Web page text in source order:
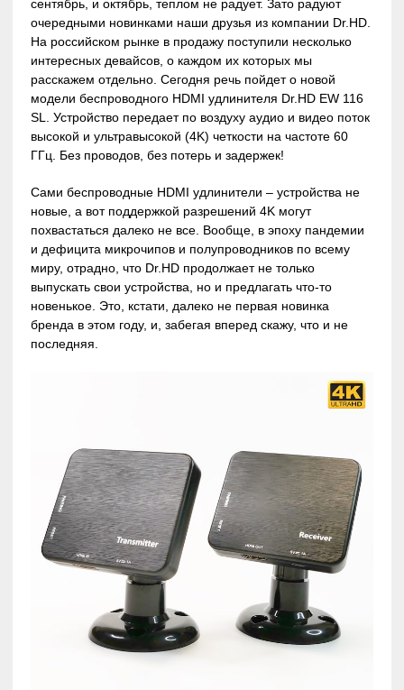
сентябрь, и октябрь, теплом не радует. Зато радуют
очередными новинками наши друзья из компании Dr.HD.
На российском рынке в продажу поступили несколько
интересных девайсов, о каждом их которых мы
расскажем отдельно. Сегодня речь пойдет о новой
модели беспроводного HDMI удлинителя Dr.HD EW 116
SL. Устройство передает по воздуху аудио и видео поток
высокой и ультравысокой (4K) четкости на частоте 60
ГГц. Без проводов, без потерь и задержек!
Сами беспроводные HDMI удлинители – устройства не
новые, а вот поддержкой разрешений 4K могут
похвастаться далеко не все. Вообще, в эпоху пандемии
и дефицита микрочипов и полупроводников по всему
миру, отрадно, что Dr.HD продолжает не только
выпускать свои устройства, но и предлагать что-то
новенькое. Это, кстати, далеко не первая новинка
бренда в этом году, и, забегая вперед скажу, что и не
последняя.